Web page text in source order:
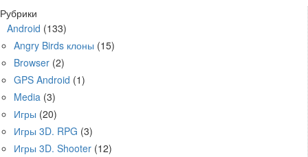
Рубрики
Android (133)
Angry Birds клоны (15)
Browser (2)
GPS Android (1)
Media (3)
Игры (20)
Игры 3D. RPG (3)
Игры 3D. Shooter (12)